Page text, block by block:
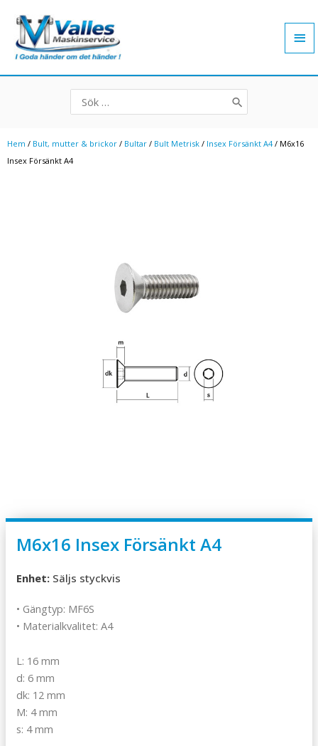
innehåll
Search
for:
Hem / Bult, mutter & brickor / Bultar / Bult Metrisk / Insex Försänkt A4/ M6x16
Insex Försänkt A4
M6x16 Insex Försänkt A4
Enhet: Säljs styckvis
• Gängtyp: MF6S
• Materialkvalitet: A4
L: 16 mm
d: 6 mm
dk: 12 mm
M: 4 mm
s: 4 mm